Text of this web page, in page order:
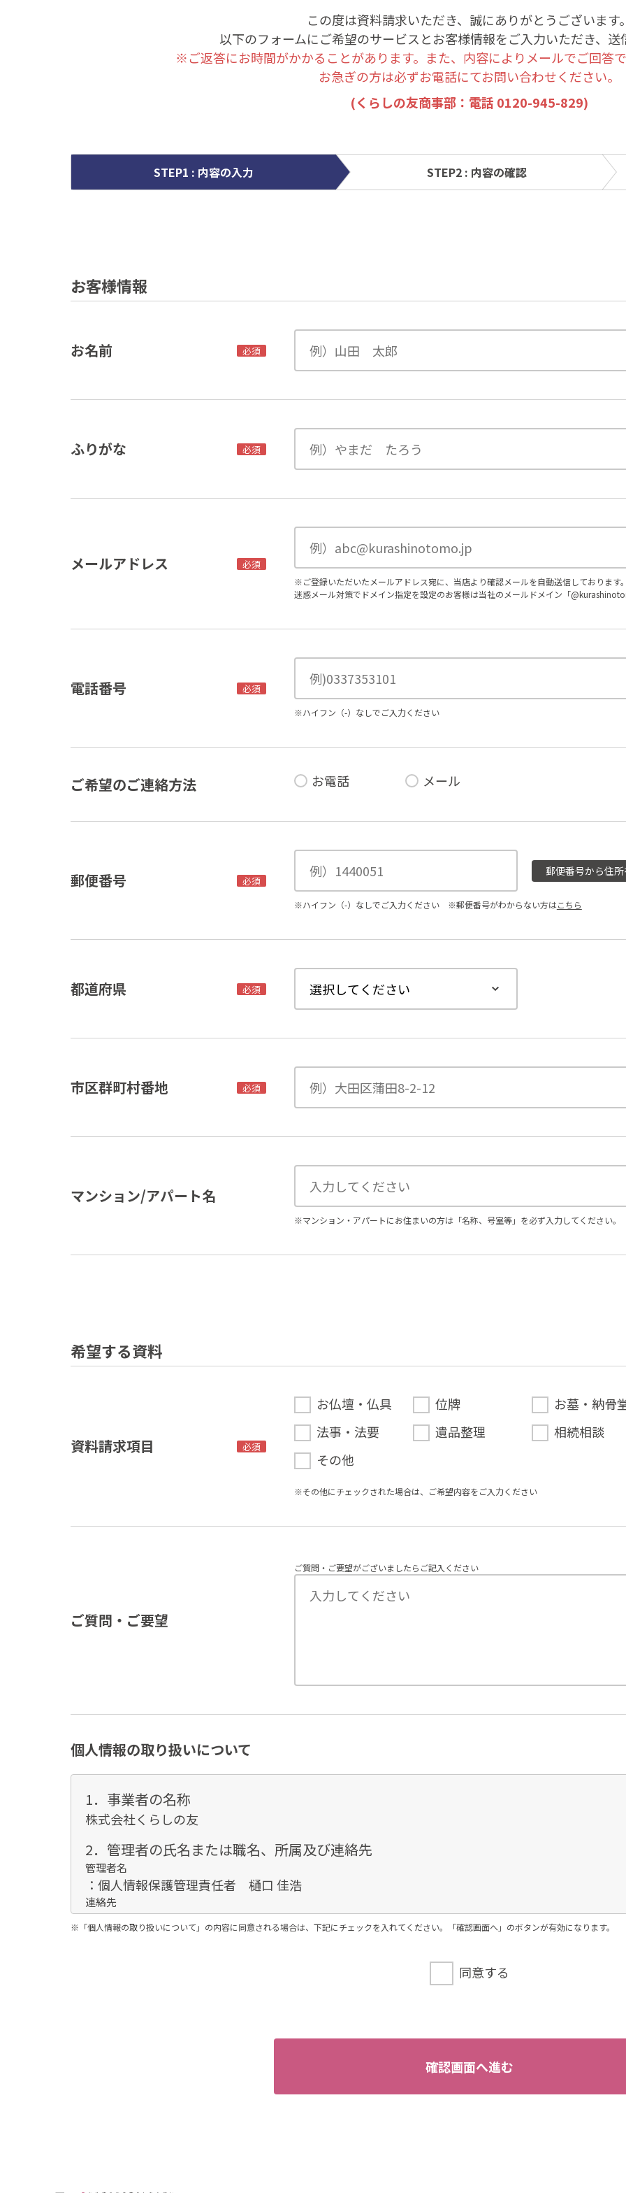
この度は資料請求いただき、誠にありがとうございます。
以下のフォームにご希望のサービスとお客様情報をご入力いただき、送
※ご返答にお時間がかかることがあります。また、内容によりメールでご回答で
お急ぎの方は必ずお電話にてお問い合わせください。
(くらしの友商事部：電話 0120-945-829)
STEP1 : 内容の入力 STEP2 : 内容の確認
お客様情報
お名前 必須
ふりがな 必須
メールアドレス 必須
※ご登録いただいたメールアドレス宛に、当店より確認メールを自動送信しております。
迷惑メール対策でドメイン指定を設定のお客様は当社のメールドメイン「
電話番号 必須
※ハイフン（-）なしでご入力ください
ご希望のご連絡方法 お電話 メール
郵便番号 必須
郵便番号から住
※ハイフン（-）なしでご入力ください ※郵便番号がわからない方はこちら
都道府県 必須
市区群町村番地 必須
マンション/アパート名
※マンション・アパートにお住まいの方は「名称、号室等」を必ず入力してください。
希望する資料
資料請求項目 必須
お仏壇・仏具 位牌 お墓・納骨
法事・法要
遺品整理 相続相談
その他
※その他にチェックされた場合は、ご希望内容をご⼊⼒ください
ご質問・ご要望
ご質問・ご要望がございましたらご記入ください
個人情報の取り扱いについて
1．事業者の名称
株式会社くらしの友
2．管理者の氏名または職名、所属及び連絡先
管理者名
：個人情報保護管理責任者 樋口 佳浩
連絡先
：03-3735-3102
ご本人より書面等（ホームページや電子メール等によるものを含む。以下「書面」という）に
お客様情報は、お客様のお問い合わせ・お申込みに関する回答、資料送付、会員情報の変更等に
当社は、次に掲げる場合を除き、お客様の個人情報を第三者に提供することはございません。
（3）人の生命、身体又は財産の保護のために必要がある場合であって、ご本人様の同意を得る
※「個人情報の取り扱いについて」の内容に同意される場合は、下記にチェックを入れてください。「確認画面へ」のボタンが有効になります。
同意する
確認画面へ進む